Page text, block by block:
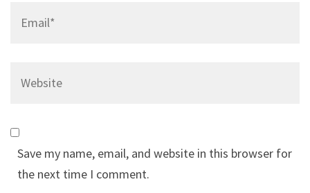
Save my name, email, and website in this browser for
the next time I comment.